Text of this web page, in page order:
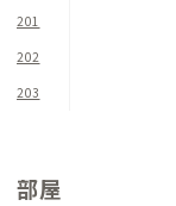
201
202
203
部屋